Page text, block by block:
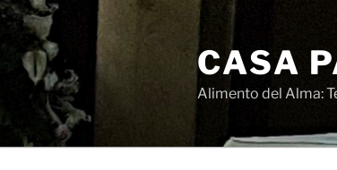
Saltar
contenido
CASA
Alimento del Alma: